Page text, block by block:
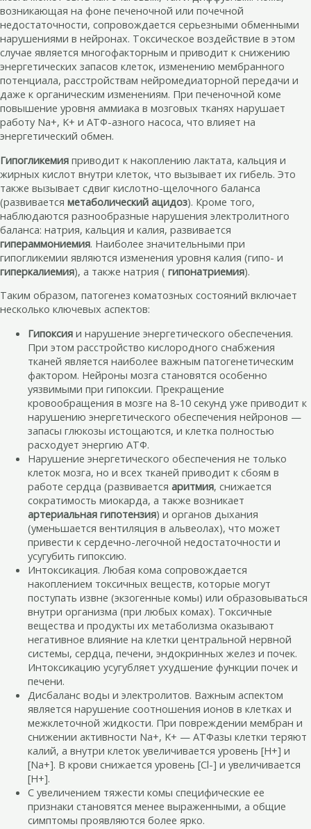
возникающая на фоне печеночной или почечной
недостаточности, сопровождается серьезными обменными
нарушениями в нейронах. Токсическое воздействие в этом
случае является многофакторным и приводит к снижению
энергетических запасов клеток, изменению мембранного
потенциала, расстройствам нейромедиаторной передачи и
даже к органическим изменениям. При печеночной коме
повышение уровня аммиака в мозговых тканях нарушает
работу Na+, K+ и АТФ-азного насоса, что влияет на
энергетический обмен.
Гипогликемия приводит к накоплению лактата, кальция и
жирных кислот внутри клеток, что вызывает их гибель. Это
также вызывает сдвиг кислотно-щелочного баланса
(развивается метаболический ацидоз). Кроме того,
наблюдаются разнообразные нарушения электролитного
баланса: натрия, кальция и калия, развивается
гипераммониемия. Наиболее значительными при
гипогликемии являются изменения уровня калия (гипо- и
гиперкалиемия), а также натрия ( гипонатриемия).
Таким образом, патогенез коматозных состояний включает
несколько ключевых аспектов:
Гипоксия и нарушение энергетического обеспечения.
При этом расстройство кислородного снабжения
тканей является наиболее важным патогенетическим
фактором. Нейроны мозга становятся особенно
уязвимыми при гипоксии. Прекращение
кровообращения в мозге на 8-10 секунд уже приводит к
нарушению энергетического обеспечения нейронов —
запасы глюкозы истощаются, и клетка полностью
расходует энергию АТФ.
Нарушение энергетического обеспечения не только
клеток мозга, но и всех тканей приводит к сбоям в
работе сердца (развивается аритмия, снижается
сократимость миокарда, а также возникает
артериальная гипотензия) и органов дыхания
(уменьшается вентиляция в альвеолах), что может
привести к сердечно-легочной недостаточности и
усугубить гипоксию.
Интоксикация. Любая кома сопровождается
накоплением токсичных веществ, которые могут
поступать извне (экзогенные комы) или образовываться
внутри организма (при любых комах). Токсичные
вещества и продукты их метаболизма оказывают
негативное влияние на клетки центральной нервной
системы, сердца, печени, эндокринных желез и почек.
Интоксикацию усугубляет ухудшение функции почек и
печени.
Дисбаланс воды и электролитов. Важным аспектом
является нарушение соотношения ионов в клетках и
межклеточной жидкости. При повреждении мембран и
снижении активности Na+, K+ — АТФазы клетки теряют
калий, а внутри клеток увеличивается уровень [H+] и
[Na+]. В крови снижается уровень [Cl-] и увеличивается
[H+].
С увеличением тяжести комы специфические ее
признаки становятся менее выраженными, а общие
симптомы проявляются более ярко.